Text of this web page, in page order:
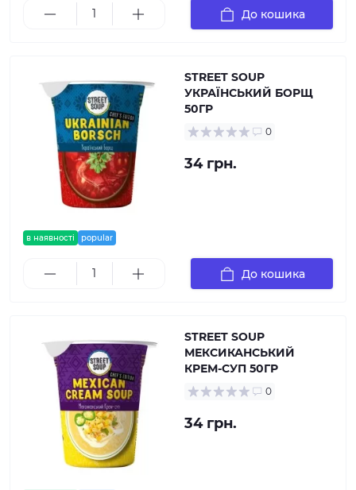
До кошика
в наявності popular
STREET SOUP
УКРАЇНСЬКИЙ БОРЩ
50ГР
0
34 грн.
До кошика
STREET SOUP
МЕКСИКАНСЬКИЙ
КРЕМ-СУП 50ГР
0
34 грн.